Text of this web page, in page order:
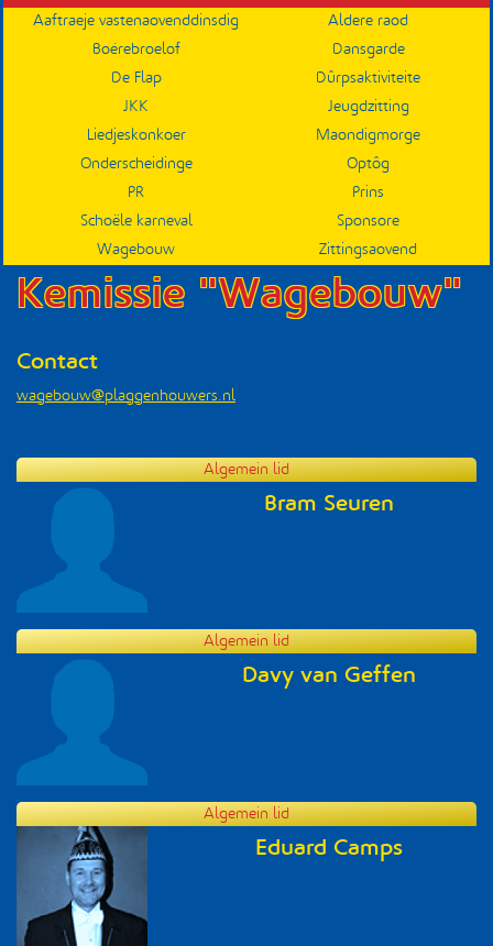
Submenu
Aaftraeje vastenaovenddinsdig
Aldere raod
Boérebroelof
Dansgarde
De Flap
Dûrpsaktiviteite
JKK
Jeugdzitting
Liedjeskonkoer
Maondigmorge
Onderscheidinge
Optôg
PR
Prins
Schoële karneval
Sponsore
Wagebouw
Zittingsaovend
Kemissie "Wagebouw"
Contact
wagebouw@plaggenhouwers.nl
Algemein lid
Bram Seuren
Algemein lid
Davy van Geffen
Algemein lid
Eduard Camps